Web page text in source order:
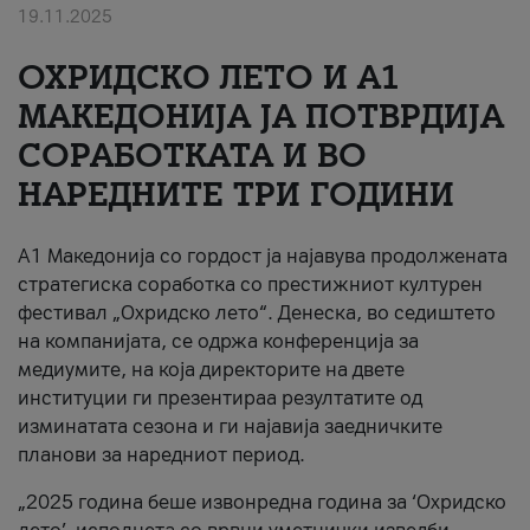
#ПодобарОнлајн
19.11.2025
ОХРИДСКО ЛЕТО И A1
МАКЕДОНИЈА ЈА ПОТВРДИЈА
СОРАБОТКАТА И ВО
НАРЕДНИТЕ ТРИ ГОДИНИ
A1 Македонија со гордост ја најавува продолжената
стратегиска соработка со престижниот културен
фестивал „Охридско лето“. Денеска, во седиштето
на компанијата, се одржа конференција за
медиумите, на која директорите на двете
институции ги презентираа резултатите од
изминатата сезона и ги најавија заедничките
планови за наредниот период.
„2025 година беше извонредна година за ‘Охридско